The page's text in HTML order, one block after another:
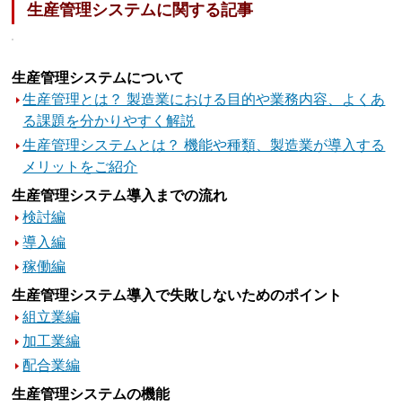
生産管理システムに関する記事
生産管理システムについて
生産管理とは？ 製造業における目的や業務内容、よくあ
る課題を分かりやすく解説
生産管理システムとは？ 機能や種類、製造業が導入する
メリットをご紹介
生産管理システム導入までの流れ
検討編
導入編
稼働編
生産管理システム導入で失敗しないためのポイント
組立業編
加工業編
配合業編
生産管理システムの機能